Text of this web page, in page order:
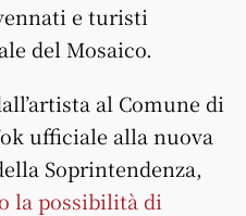
e turisti
del Mosaico.
al Comune di
ufficiale alla nuova
Soprintendenza,
la possibilità di